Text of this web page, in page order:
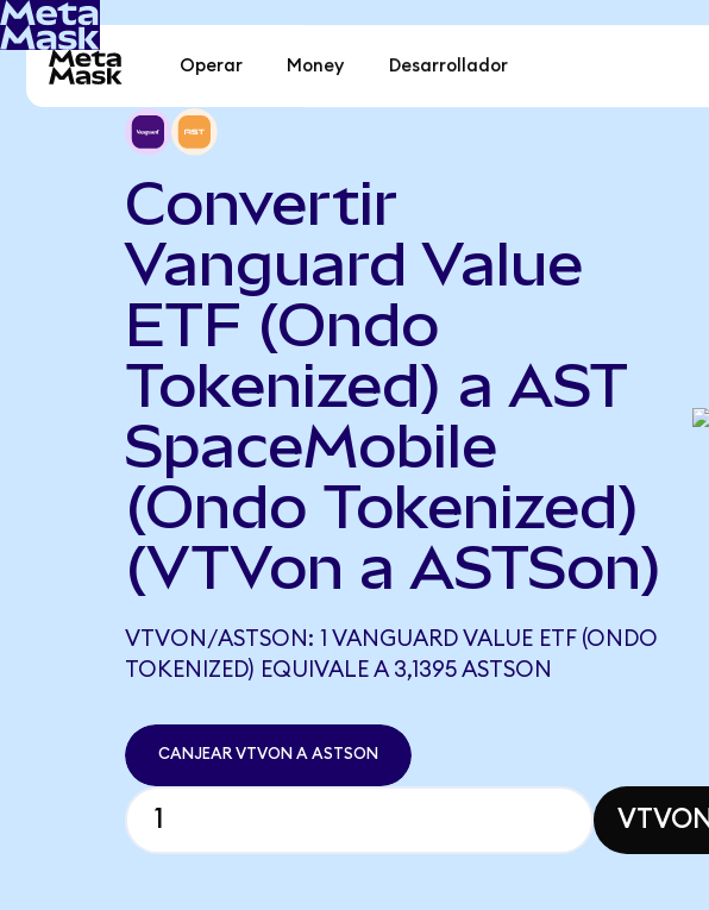
Operar Money Desarrollador
Convertir
Vanguard Value
ETF (Ondo
Tokenized) a AST
SpaceMobile
(Ondo Tokenized)
(VTVon a ASTSon)
VTVON/ASTSON: 1 VANGUARD VALUE ETF (ONDO
TOKENIZED) EQUIVALE A 3,1395 ASTSON
CANJEAR VTVON A ASTSON